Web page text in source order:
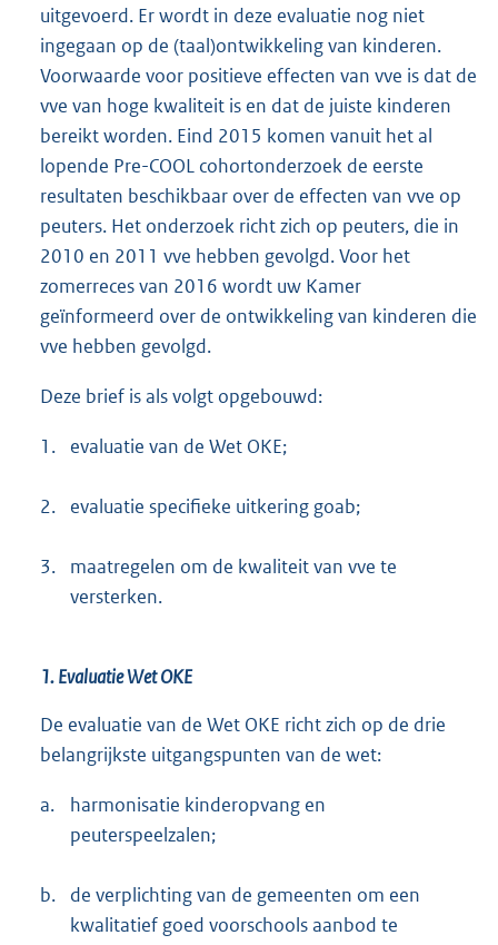
uitgevoerd. Er wordt in deze evaluatie nog niet
ingegaan op de (taal)ontwikkeling van kinderen.
Voorwaarde voor positieve effecten van vve is dat de
vve van hoge kwaliteit is en dat de juiste kinderen
bereikt worden. Eind 2015 komen vanuit het al
lopende Pre-COOL cohortonderzoek de eerste
resultaten beschikbaar over de effecten van vve op
peuters. Het onderzoek richt zich op peuters, die in
2010 en 2011 vve hebben gevolgd. Voor het
zomerreces van 2016 wordt uw Kamer
geïnformeerd over de ontwikkeling van kinderen die
vve hebben gevolgd.
Deze brief is als volgt opgebouwd:
1. evaluatie van de Wet OKE;
2. evaluatie specifieke uitkering goab;
3.
maatregelen om de kwaliteit van vve te
versterken.
1. Evaluatie Wet OKE
De evaluatie van de Wet OKE richt zich op de drie
belangrijkste uitgangspunten van de wet:
a.
harmonisatie kinderopvang en
peuterspeelzalen;
b.
de verplichting van de gemeenten om een
kwalitatief goed voorschools aanbod te